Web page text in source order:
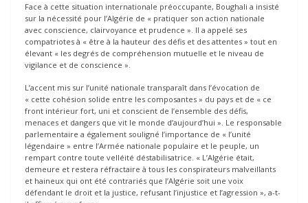
Face à cette situation internationale préoccupante, Boughali a insisté
sur la nécessité pour l’Algérie de « pratiquer son action nationale
avec conscience, clairvoyance et prudence ». Il a appelé ses
compatriotes à « être à la hauteur des défis et des attentes » tout en
élevant « les degrés de compréhension mutuelle et le niveau de
vigilance et de conscience ».
L’accent mis sur l’unité nationale transparaît dans l’évocation de
« cette cohésion solide entre les composantes » du pays et de « ce
front intérieur fort, uni et conscient de l’ensemble des défis,
menaces et dangers que vit le monde d’aujourd’hui ». Le responsable
parlementaire a également souligné l’importance de « l’unité
légendaire » entre l’Armée nationale populaire et le peuple, un
rempart contre toute velléité déstabilisatrice. « L’Algérie était,
demeure et restera réfractaire à tous les conspirateurs malveillants
et haineux qui ont été contrariés que l’Algérie soit une voix
défendant le droit et la justice, refusant l’injustice et l’agression », a-t-